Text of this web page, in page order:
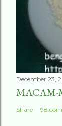
December 23,
MACAM-
Share 98